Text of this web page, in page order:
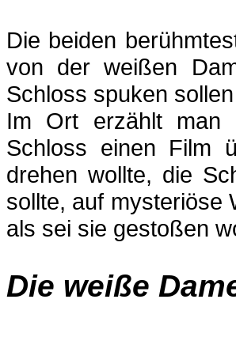
Die beiden
von der weißen
Schloss spuken
Im Ort erzählt man
Schloss einen Film
drehen wollte, die
sollte, auf mysteriöse
als sei sie gestoßen
Die weiße